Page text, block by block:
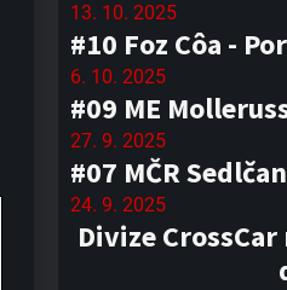
13. 10. 2025
#10 Foz Côa -
6. 10. 2025
#09 ME
27. 9. 2025
#07 MČR
24. 9. 2025
Divize